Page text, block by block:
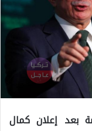
بعد إعلان كمال